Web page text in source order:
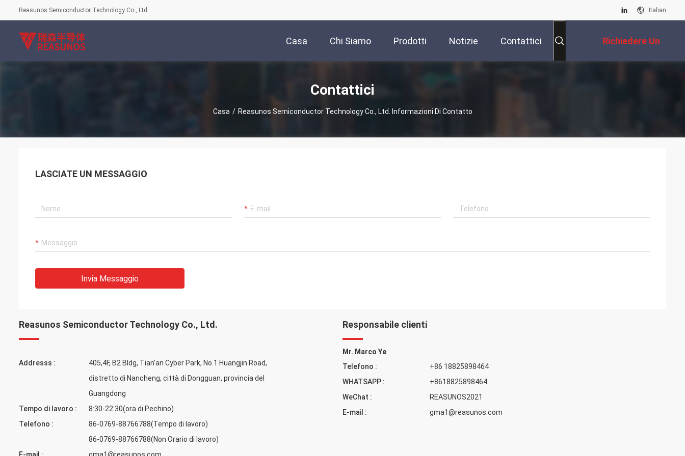
Reasunos Semiconductor Technology Co., Ltd. Italian
Casa Chi Siamo Prodotti Notizie Contattici Richiedere Un
Preventivo
Contattici
Casa / Reasunos Semiconductor Technology Co., Ltd. Informazioni Di Contatto
LASCIATE UN MESSAGGIO
Invia Messaggio
Reasunos Semiconductor Technology Co., Ltd.
Addresss :
405,4F, B2 Bldg, Tian'an Cyber Park, No.1 Huangjin Road,
distretto di Nancheng, città di Dongguan, provincia del
Guangdong
Tempo di lavoro :
8:30-22:30(ora di Pechino)
Telefono :
86-0769-88766788(Tempo di lavoro)
86-0769-88766788(Non Orario di lavoro)
Responsabile clienti
Mr. Marco Ye
Telefono :
+86 18825898464
WHATSAPP :
+8618825898464
WeChat :
REASUNOS2021
E-mail :
gma1@reasunos.com